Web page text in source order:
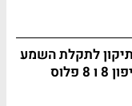
לתקלת השמע
פלוס